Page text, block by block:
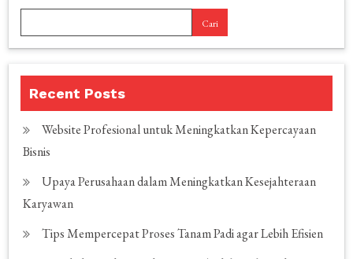
Cari
Recent Posts
Website Profesional untuk Meningkatkan Kepercayaan
Bisnis
Upaya Perusahaan dalam Meningkatkan Kesejahteraan
Karyawan
Tips Mempercepat Proses Tanam Padi agar Lebih Efisien